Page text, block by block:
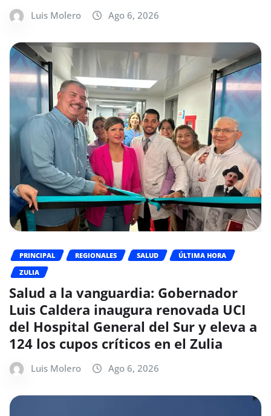
Luis Molero Ago 6, 2026
PRINCIPAL REGIONALES SALUD
ÚLTIMA HORA
ZULIA
Salud a la vanguardia: Gobernador
Luis Caldera inaugura renovada UCI
del Hospital General del Sur y eleva a
124 los cupos críticos en el Zulia
Luis Molero Ago 6, 2026